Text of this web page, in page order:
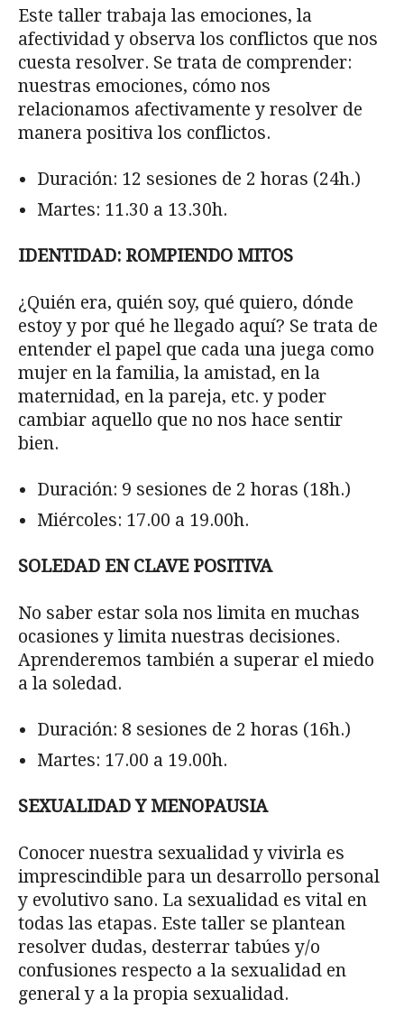
Este taller trabaja las emociones, la
afectividad y observa los conflictos que nos
cuesta resolver. Se trata de comprender:
nuestras emociones, cómo nos
relacionamos afectivamente y resolver de
manera positiva los conflictos.
Duración: 12 sesiones de 2 horas (24h.)
Martes: 11.30 a 13.30h.
IDENTIDAD: ROMPIENDO MITOS
¿Quién era, quién soy, qué quiero, dónde
estoy y por qué he llegado aquí? Se trata de
entender el papel que cada una juega como
mujer en la familia, la amistad, en la
maternidad, en la pareja, etc. y poder
cambiar aquello que no nos hace sentir
bien.
Duración: 9 sesiones de 2 horas (18h.)
Miércoles: 17.00 a 19.00h.
SOLEDAD EN CLAVE POSITIVA
No saber estar sola nos limita en muchas
ocasiones y limita nuestras decisiones.
Aprenderemos también a superar el miedo
a la soledad.
Duración: 8 sesiones de 2 horas (16h.)
Martes: 17.00 a 19.00h.
SEXUALIDAD Y MENOPAUSIA
Conocer nuestra sexualidad y vivirla es
imprescindible para un desarrollo personal
y evolutivo sano. La sexualidad es vital en
todas las etapas. Este taller se plantean
resolver dudas, desterrar tabúes y/o
confusiones respecto a la sexualidad en
general y a la propia sexualidad.